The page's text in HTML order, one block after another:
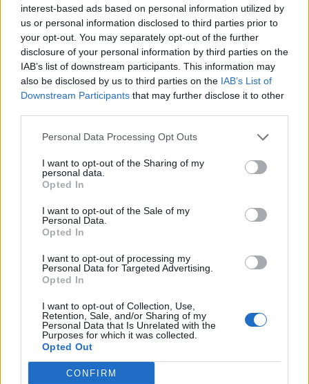
interest-based ads based on personal information utilized by
us or personal information disclosed to third parties prior to
your opt-out. You may separately opt-out of the further
disclosure of your personal information by third parties on the
IAB’s list of downstream participants. This information may
also be disclosed by us to third parties on the IAB’s List of
Downstream Participants that may further disclose it to other
Personal Data Processing Opt Outs
I want to opt-out of the Sharing of my
personal data.
Opted In
I want to opt-out of the Sale of my
Personal Data.
Opted In
I want to opt-out of processing my
Personal Data for Targeted Advertising.
Opted In
I want to opt-out of Collection, Use,
Retention, Sale, and/or Sharing of my
Personal Data that Is Unrelated with the
Purposes for which it was collected.
Opted Out
CONFIRM
Ξεκινούν τα δοκιμαστικά δρομολόγια της
επέκτασης του Μετρό προς την Καλαμαριά